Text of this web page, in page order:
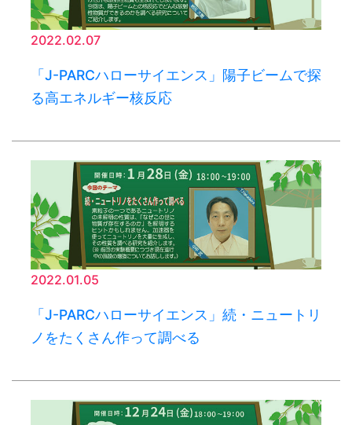
2022.02.07
「J-PARCハローサイエンス」陽子ビームで探
る高エネルギー核反応
2022.01.05
「J-PARCハローサイエンス」続・ニュートリ
ノをたくさん作って調べる